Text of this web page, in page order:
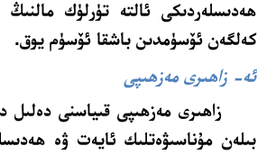
ھەدىسلەردىكى ئالتە تۈرلۈك
كەلگەن ئۆسۈمدىن باشقا ئۆسۈم يوق.
ئە- زاھىرى مەزھىپى
زاھىرى مەزھىپى قىياسنى دەلىل
بىلەن مۇناسىۋەتلىك ئايەت ۋە